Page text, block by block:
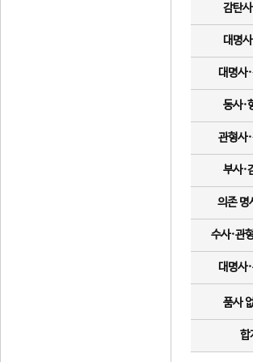
감탄
대명
대명사
동사·
관형사
부사·
의존 명
수사·관
대명사
품사
합